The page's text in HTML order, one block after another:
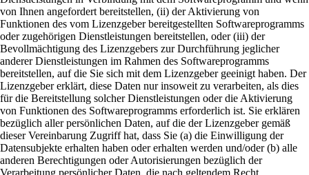
von Ihnen angefordert bereitstellen, (ii) der Aktivierung von
Funktionen des vom Lizenzgeber bereitgestellten Softwareprogramms
oder zugehörigen Dienstleistungen bereitstellen, oder (iii) der
Bevollmächtigung des Lizenzgebers zur Durchführung jeglicher
anderer Dienstleistungen im Rahmen des Softwareprogramms
bereitstellen, auf die Sie sich mit dem Lizenzgeber geeinigt haben. Der
Lizenzgeber erklärt, diese Daten nur insoweit zu verarbeiten, als dies
für die Bereitstellung solcher Dienstleistungen oder die Aktivierung
von Funktionen des Softwareprogramms erforderlich ist. Sie erklären
bezüglich aller persönlichen Daten, auf die der Lizenzgeber gemäß
dieser Vereinbarung Zugriff hat, dass Sie (a) die Einwilligung der
Datensubjekte erhalten haben oder erhalten werden und/oder (b) alle
anderen Berechtigungen oder Autorisierungen bezüglich der